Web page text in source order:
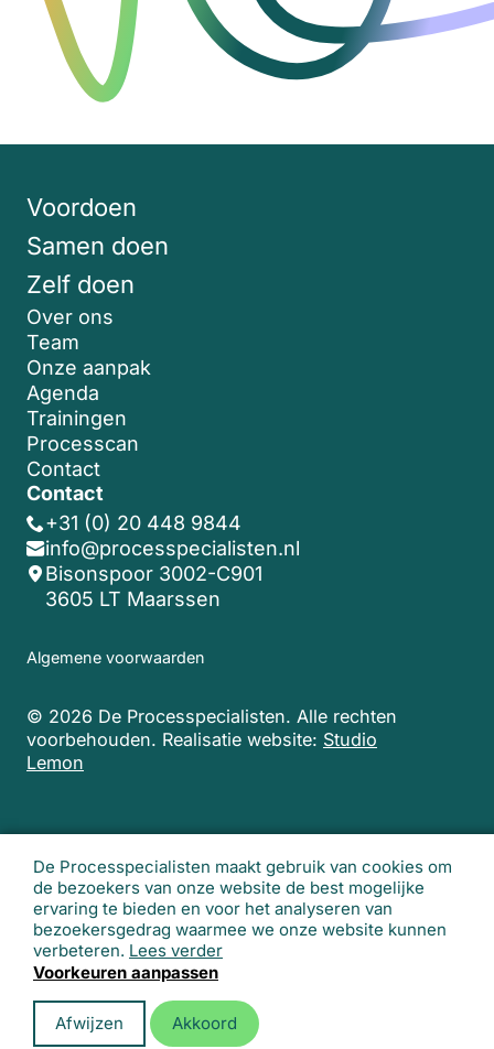
De Processpecialisten maakt gebruik van cookies om
de bezoekers van onze website de best mogelijke
ervaring te bieden en voor het analyseren van
bezoekersgedrag waarmee we onze website kunnen
verbeteren. Lees verder
Voorkeuren aanpassen
Afwijzen Akkoord
Voordoen
Samen doen
Zelf doen
Over ons
Team
Onze aanpak
Agenda
Trainingen
Processcan
Contact
Contact
+31 (0) 20 448 9844
info@processpecialisten.nl
Bisonspoor 3002-C901
3605 LT Maarssen
Algemene voorwaarden
© 2026 De Processpecialisten. Alle rechten
voorbehouden. Realisatie website: Studio
Lemon